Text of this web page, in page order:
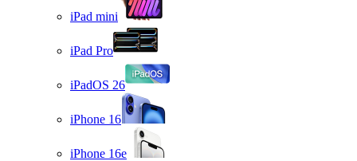
iPad mini
iPad Pro
iPadOS 26
iPhone 16
iPhone 16e